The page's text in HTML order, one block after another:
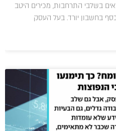
בשלבי התרחבות, מכירים היטב
בחשבון יורד. בעל העסק